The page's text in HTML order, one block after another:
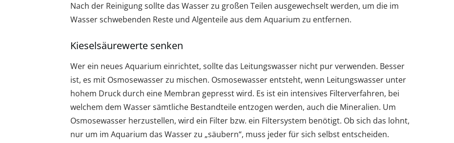
Nach der Reinigung sollte das Wasser zu großen Teilen ausgewechselt werden, um die im
Wasser schwebenden Reste und Algenteile aus dem Aquarium zu entfernen.
Kieselsäurewerte senken
Wer ein neues Aquarium einrichtet, sollte das Leitungswasser nicht pur verwenden. Besser
ist, es mit Osmosewasser zu mischen. Osmosewasser entsteht, wenn Leitungswasser unter
hohem Druck durch eine Membran gepresst wird. Es ist ein intensives Filterverfahren, bei
welchem dem Wasser sämtliche Bestandteile entzogen werden, auch die Mineralien. Um
Osmosewasser herzustellen, wird ein Filter bzw. ein Filtersystem benötigt. Ob sich das lohnt,
nur um im Aquarium das Wasser zu „säubern“, muss jeder für sich selbst entscheiden.